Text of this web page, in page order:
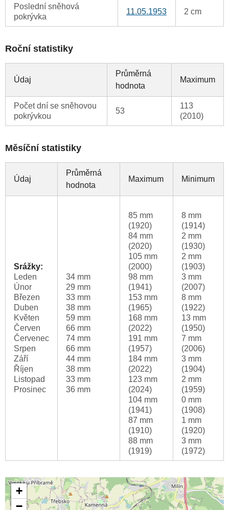
Poslední sněhová
pokrývka
11.05.1953 2 cm
Roční statistiky
Údaj
Průměrná
hodnota
Maximum
Počet dní se sněhovou
pokrývkou
53
113
(2010)
Měsíční statistiky
Údaj
Průměrná
hodnota
Maximum Minimum
Srážky:
Leden
Únor
Březen
Duben
Květen
Červen
Červenec
Srpen
Září
Říjen
Listopad
Prosinec
34 mm
29 mm
33 mm
38 mm
59 mm
66 mm
74 mm
66 mm
44 mm
38 mm
33 mm
36 mm
85 mm
(1920)
84 mm
(2020)
105 mm
(2000)
98 mm
(1941)
153 mm
(1965)
168 mm
(2022)
191 mm
(1957)
184 mm
(2022)
123 mm
(2024)
104 mm
(1941)
87 mm
(1910)
88 mm
(1919)
8 mm
(1914)
2 mm
(1930)
2 mm
(1903)
3 mm
(2007)
8 mm
(1922)
13 mm
(1950)
7 mm
(2006)
3 mm
(1904)
2 mm
(1959)
0 mm
(1908)
1 mm
(1920)
3 mm
(1972)
+
−